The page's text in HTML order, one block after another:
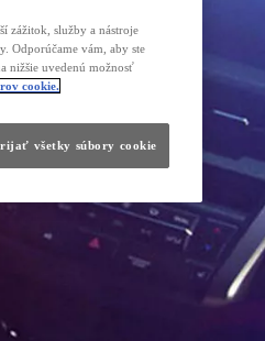
zážitok, služby a nástroje
Odporúčame vám, aby ste
nižšie uvedenú možnosť
cookie.
všetky súbory cookie